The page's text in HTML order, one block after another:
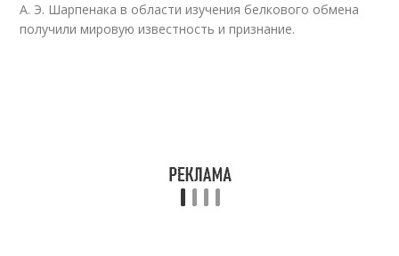
А. Э. Шарпенака в области изучения белкового обмена
получили мировую известность и признание.